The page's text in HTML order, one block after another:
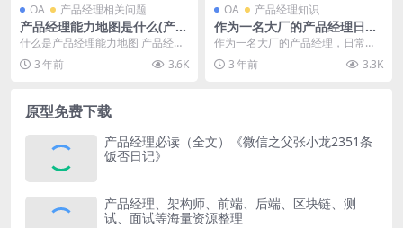
OA 产品经理相关问题
产品经理能力地图是什么(产品
经理能力地图的解析)
什么是产品经理能力地图 产品经理
能力地图是指产品经理在职业发展
中需要掌握的一系列...
3 年前 3.6K
OA 产品经理知识
作为一名大厂的产品经理日常
是什么样的？
作为一名大厂的产品经理，日常工
作1. 产品规划与战略：产品经理需
要与高层管理层合...
3 年前 3.3K
原型免费下载
产品经理必读（全文）《微信之父张小龙2351条
饭否日记》
产品经理、架构师、前端、后端、区块链、测
试、面试等海量资源整理